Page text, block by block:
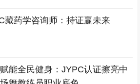
藏药学咨询师：持证赢未来
能全民健身：JYPC认证擦亮中